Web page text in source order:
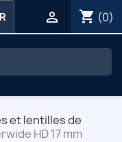
shopping_cart (0)

et lentilles de
HD 17 mm